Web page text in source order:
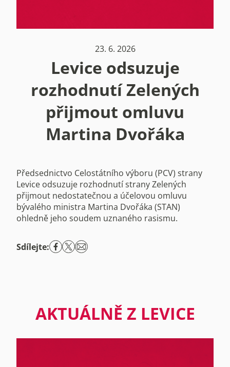
23. 6. 2026
Levice odsuzuje
rozhodnutí Zelených
přijmout omluvu
Martina Dvořáka
Předsednictvo Celostátního výboru (PCV) strany
Levice odsuzuje rozhodnutí strany Zelených
přijmout nedostatečnou a účelovou omluvu
bývalého ministra Martina Dvořáka (STAN)
ohledně jeho soudem uznaného rasismu.
Sdílejte:
AKTUÁLNĚ Z LEVICE